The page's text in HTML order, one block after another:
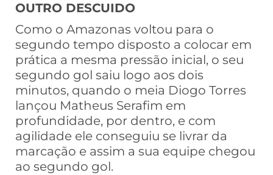
OUTRO DESCUIDO
Como o Amazonas voltou para o
segundo tempo disposto a colocar em
prática a mesma pressão inicial, o seu
segundo gol saiu logo aos dois
minutos, quando o meia Diogo Torres
lançou Matheus Serafim em
profundidade, por dentro, e com
agilidade ele conseguiu se livrar da
marcação e assim a sua equipe chegou
ao segundo gol.